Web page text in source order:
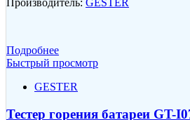
Производитель: GESTER
Подробнее
Быстрый просмотр
GESTER
Тестер горения батареи GT-